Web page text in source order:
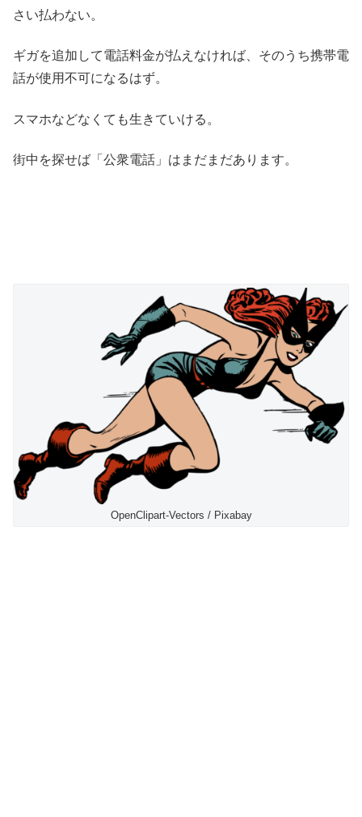
さい払わない。
ギガを追加して電話料金が払えなければ、そのうち携帯電
話が使用不可になるはず。
スマホなどなくても生きていける。
街中を探せば「公衆電話」はまだまだあります。
OpenClipart-Vectors / Pixabay